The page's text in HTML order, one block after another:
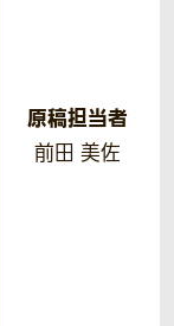
原稿担当者
前田 美佐